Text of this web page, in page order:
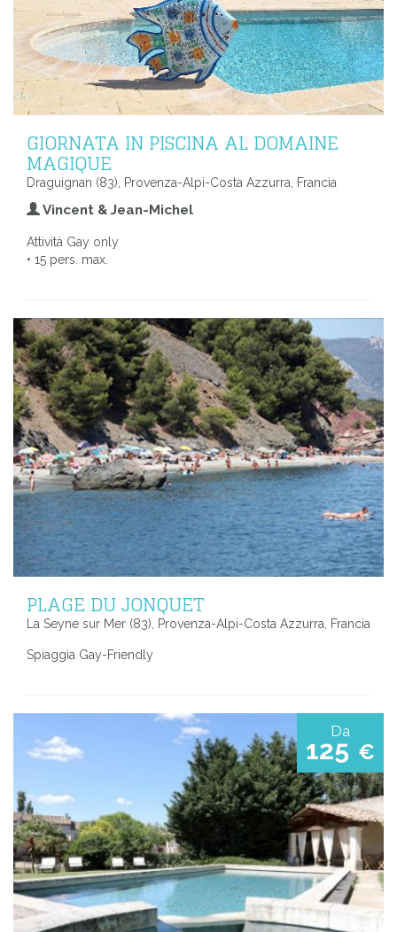
GIORNATA IN PISCINA AL DOMAINE
MAGIQUE
Draguignan (83), Provenza-Alpi-Costa Azzurra, Francia
Vincent & Jean-Michel
Attività Gay only
• 15 pers. max.
PLAGE DU JONQUET
La Seyne sur Mer (83), Provenza-Alpi-Costa Azzurra, Francia
Spiaggia Gay-Friendly
Da
125 €